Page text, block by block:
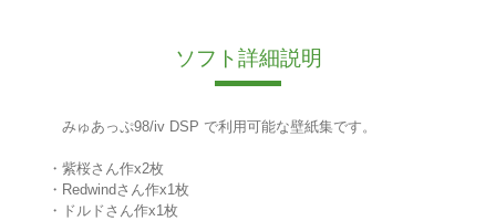
ソフト詳細説明
みゅあっぷ98/iv DSP で利用可能な壁紙集です。
・紫桜さん作x2枚
・Redwindさん作x1枚
・ドルドさん作x1枚